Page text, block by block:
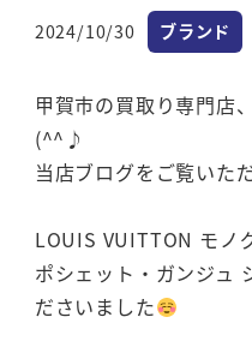
投稿日
2024/10/30 カテゴリー
ブランド
甲賀市の買取り専門店
(^^♪
当店ブログをご覧いた
LOUIS VUITTON モノ
ポシェット・ガンジュ
ださいました